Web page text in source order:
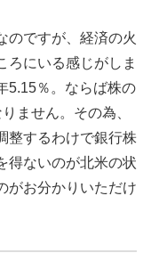
のですが、経済の火
ろにいる感じがしま
5.15％。ならば株の
ません。その為、
整するわけで銀行株
得ないのが北米の状
がお分かりいただけ